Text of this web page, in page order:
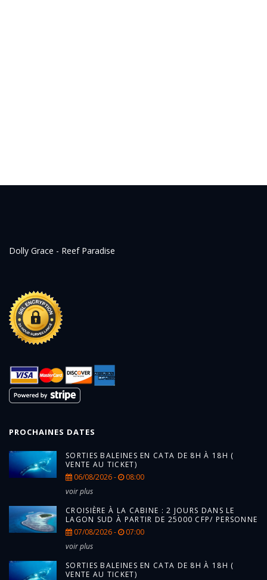
Dolly Grace - Reef Paradise
PROCHAINES DATES
SORTIES BALEINES EN CATA DE 8H À 18H (
VENTE AU TICKET)
06/08/2026 -
08:00
voir plus
CROISIÈRE À LA CABINE : 2 JOURS DANS LE
LAGON SUD À PARTIR DE 25000 CFP/ PERSONNE
07/08/2026 -
07:00
voir plus
SORTIES BALEINES EN CATA DE 8H À 18H (
VENTE AU TICKET)